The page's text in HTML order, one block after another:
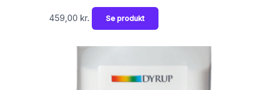
459,00 kr. Se produkt